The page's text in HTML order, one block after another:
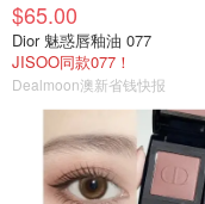
$65.00
Dior 魅惑唇釉油 077
JISOO同款077！
Dealmoon澳新省钱快报